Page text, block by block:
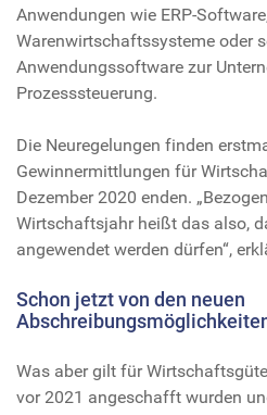
Anwendungen wie ERP-
Warenwirtschaftssysteme oder
Anwendungssoftware zur
Prozesssteuerung.
Die Neuregelungen finden
Gewinnermittlungen für
Dezember 2020 enden.
Wirtschaftsjahr heißt das also,
angewendet werden dürfen“,
Schon jetzt von den neuen
Was aber gilt für
vor 2021 angeschafft wurden